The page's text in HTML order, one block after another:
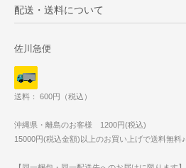
配送・送料について
佐川急便
送料： 600円（税込）
沖縄県・離島のお客様 1200円(税込)
15000円(税込金額)以上のお買い上げで送料無料